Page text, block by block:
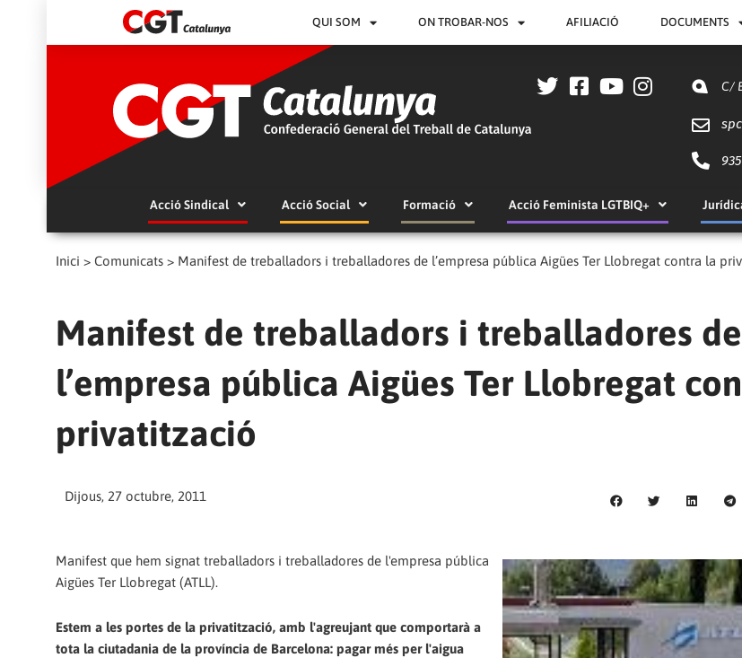
QUI SOM ON TROBAR-NOS AFILIACIÓ DOCUMENTS
C/
Acció Sindical Acció Social Formació Acció Feminista LGTBIQ+
Inici > Comunicats > Manifest de treballadors i treballadores de l’empresa pública Aigües Ter Llobregat contra la
Manifest de treballadors i treballadores de
l’empresa pública Aigües Ter Llobregat
privatització
Dijous, 27 octubre, 2011
Manifest que hem signat treballadors i treballadores de l'empresa pública
Aigües Ter Llobregat (ATLL).
Estem a les portes de la privatització, amb l'agreujant que comportarà a
tota la ciutadania de la província de Barcelona: pagar més per l'aigua